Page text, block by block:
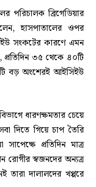
পরিচালক ব্রিগেডিয়ার
হাসপাতালের ওপর
সংকটের কারণে এমন
প্রতিদিন ৩৫ থেকে ৪০টি
বড় অংশেরই আইসিইউ
ধারণক্ষমতার চেয়ে
দিতে গিয়ে চাপ তৈরি
প্রতিদিন মাত্র
স্বজনদের অন্যত্র
দালালদের খপ্পরে